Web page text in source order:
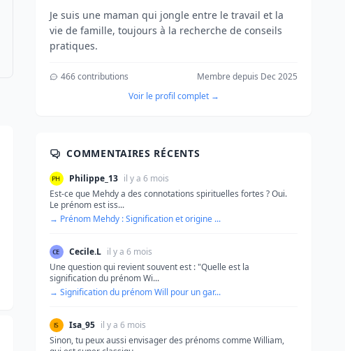
Je suis une maman qui jongle entre le travail et la
vie de famille, toujours à la recherche de conseils
pratiques.
466 contributions
Membre depuis Dec 2025
Voir le profil complet →
COMMENTAIRES RÉCENTS
Philippe_13 il y a 6 mois
Est-ce que Mehdy a des connotations spirituelles fortes ? Oui.
Le prénom est iss...
→ Prénom Mehdy : Signification et origine ...
Cecile.L il y a 6 mois
Une question qui revient souvent est : "Quelle est la
signification du prénom Wi...
→ Signification du prénom Will pour un gar...
Isa_95 il y a 6 mois
Sinon, tu peux aussi envisager des prénoms comme William,